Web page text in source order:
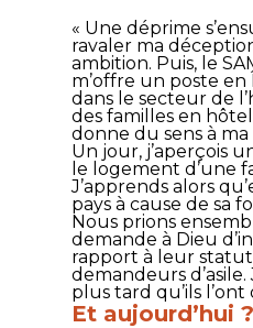
« Une déprime
ravaler ma
ambition. Puis, le
m’offre un poste en
dans le secteur de
des familles en hôtel
donne du sens à ma
Un jour, j’aperçois
le logement d’une
J’apprends alors
pays à cause de sa
Nous prions
demande à Dieu
rapport à leur
demandeurs d’asile.
plus tard qu’ils l’ont
Et aujourd’hui ?